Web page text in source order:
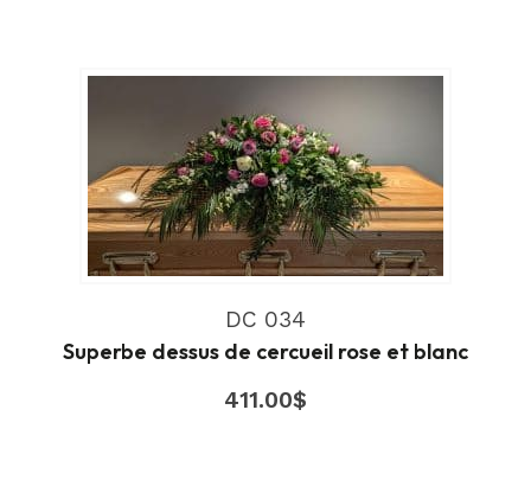
DC 034
Superbe dessus de cercueil rose et blanc
411.00$